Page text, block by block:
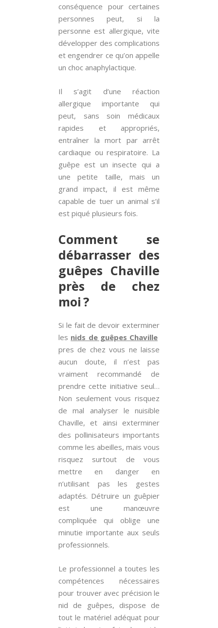
conséquence pour certaines
personnes peut, si la
personne est allergique, vite
développer des complications
et engendrer ce qu’on appelle
un choc anaphylactique.
Il s’agit d’une réaction
allergique importante qui
peut, sans soin médicaux
rapides et appropriés,
entraîner la mort par arrêt
cardiaque ou respiratoire. La
guêpe est un insecte qui a
une petite taille, mais un
grand impact, il est même
capable de tuer un animal s’il
est piqué plusieurs fois.
Comment se
débarrasser des
guêpes Chaville
près de chez
moi ?
Si le fait de devoir exterminer
les nids de guêpes Chaville
pres de chez vous ne laisse
aucun doute, il n’est pas
vraiment recommandé de
prendre cette initiative seul…
Non seulement vous risquez
de mal analyser le nuisible
Chaville, et ainsi exterminer
des pollinisateurs importants
comme les abeilles, mais vous
risquez surtout de vous
mettre en danger en
n’utilisant pas les gestes
adaptés. Détruire un guêpier
est une manœuvre
compliquée qui oblige une
minutie importante aux seuls
professionnels.
Le professionnel a toutes les
compétences nécessaires
pour trouver avec précision le
nid de guêpes, dispose de
tout le matériel adéquat pour